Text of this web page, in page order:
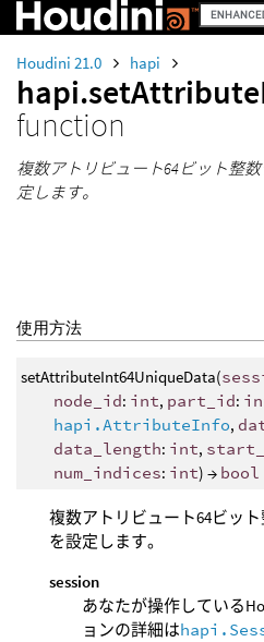
Houdini 21.0 hapi
function
複数アトリビュート64ビット整
定します。
使用方法
setAttributeInt64UniqueData(
node_id: int, part_id:
hapi.AttributeInfo,
data_length: int,
num_indices: int) → bool
複数アトリビュート64ビッ
を設定します。
session
あなたが操作している
ョンの詳細は